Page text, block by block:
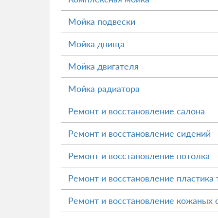
Мойка подвески
Мойка днища
Мойка двигателя
Мойка радиатора
Ремонт и восстановление салона
Ремонт и восстановление сидений
Ремонт и восстановление потолка
Ремонт и восстановление пластика
Ремонт и восстановление кожаных